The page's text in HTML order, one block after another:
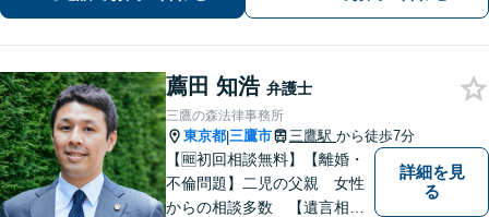
薦田 知浩 弁護士
三鷹の森法律事務所
東京都|三鷹市 三鷹駅 から徒歩7分
【🆓初回相談無料】【離婚・
不倫問題】二児の父親 女性
からの相談多数 【遺言相
詳細を見
る